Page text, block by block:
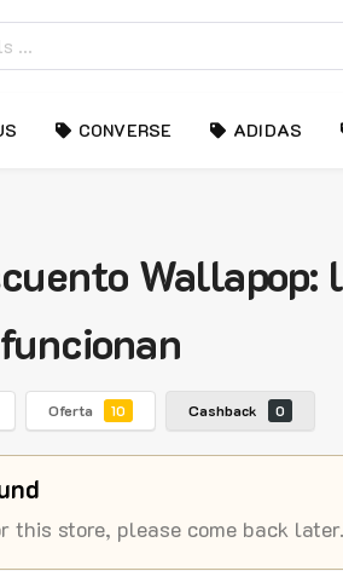
CONVERSE ADIDAS
Wallapop:
Oferta 10 Cashback 0
this store, please come back later.